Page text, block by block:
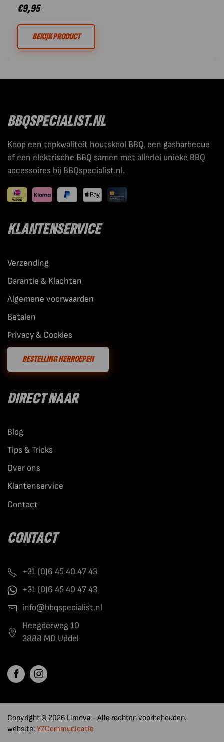
€9,95
BEKIJK PRODUCT
BBQSPECIALIST.NL
Koop een topkwaliteit houtskool BBQ, een gasbarbecue
of een elektrische BBQ samen met allerlei unieke BBQ
accessoires bij BBQspecialist.nl.
KLANTENSERVICE
Verzending
Garantie & Klachten
Algemene voorwaarden
Betalen
Privacy & Cookies
BESTELLING HERROEPEN
DIRECT NAAR
Blog
Tips & Tricks
Over ons
Klantenservice
Contact
CONTACT
+31 (0)6 45 40 47 43
+31 (0)6 45 40 47 43
info@bbqspecialist.nl
Heegderweg 10
3888 MD Uddel
Copyright © 2026 Limova - Alle rechten voorbehouden.
website: YZCommunicatie